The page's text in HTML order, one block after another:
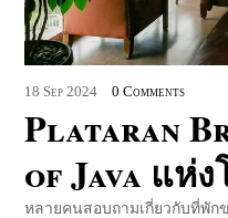
18 Sep 2024 0 Comments
Plataran
of Java แห่ง
หลายคนสอบถามเกี่ยวกับที่พัก